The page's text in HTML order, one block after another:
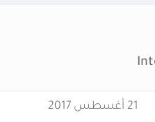
21 أغسطس 2017